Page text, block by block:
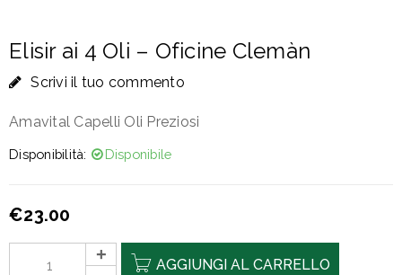
Elisir ai 4 Oli – Oficine Clemàn
Scrivi il tuo commento
Amavital Capelli Oli Preziosi
Disponibilità: Disponibile
€23.00
AGGIUNGI AL CARRELLO